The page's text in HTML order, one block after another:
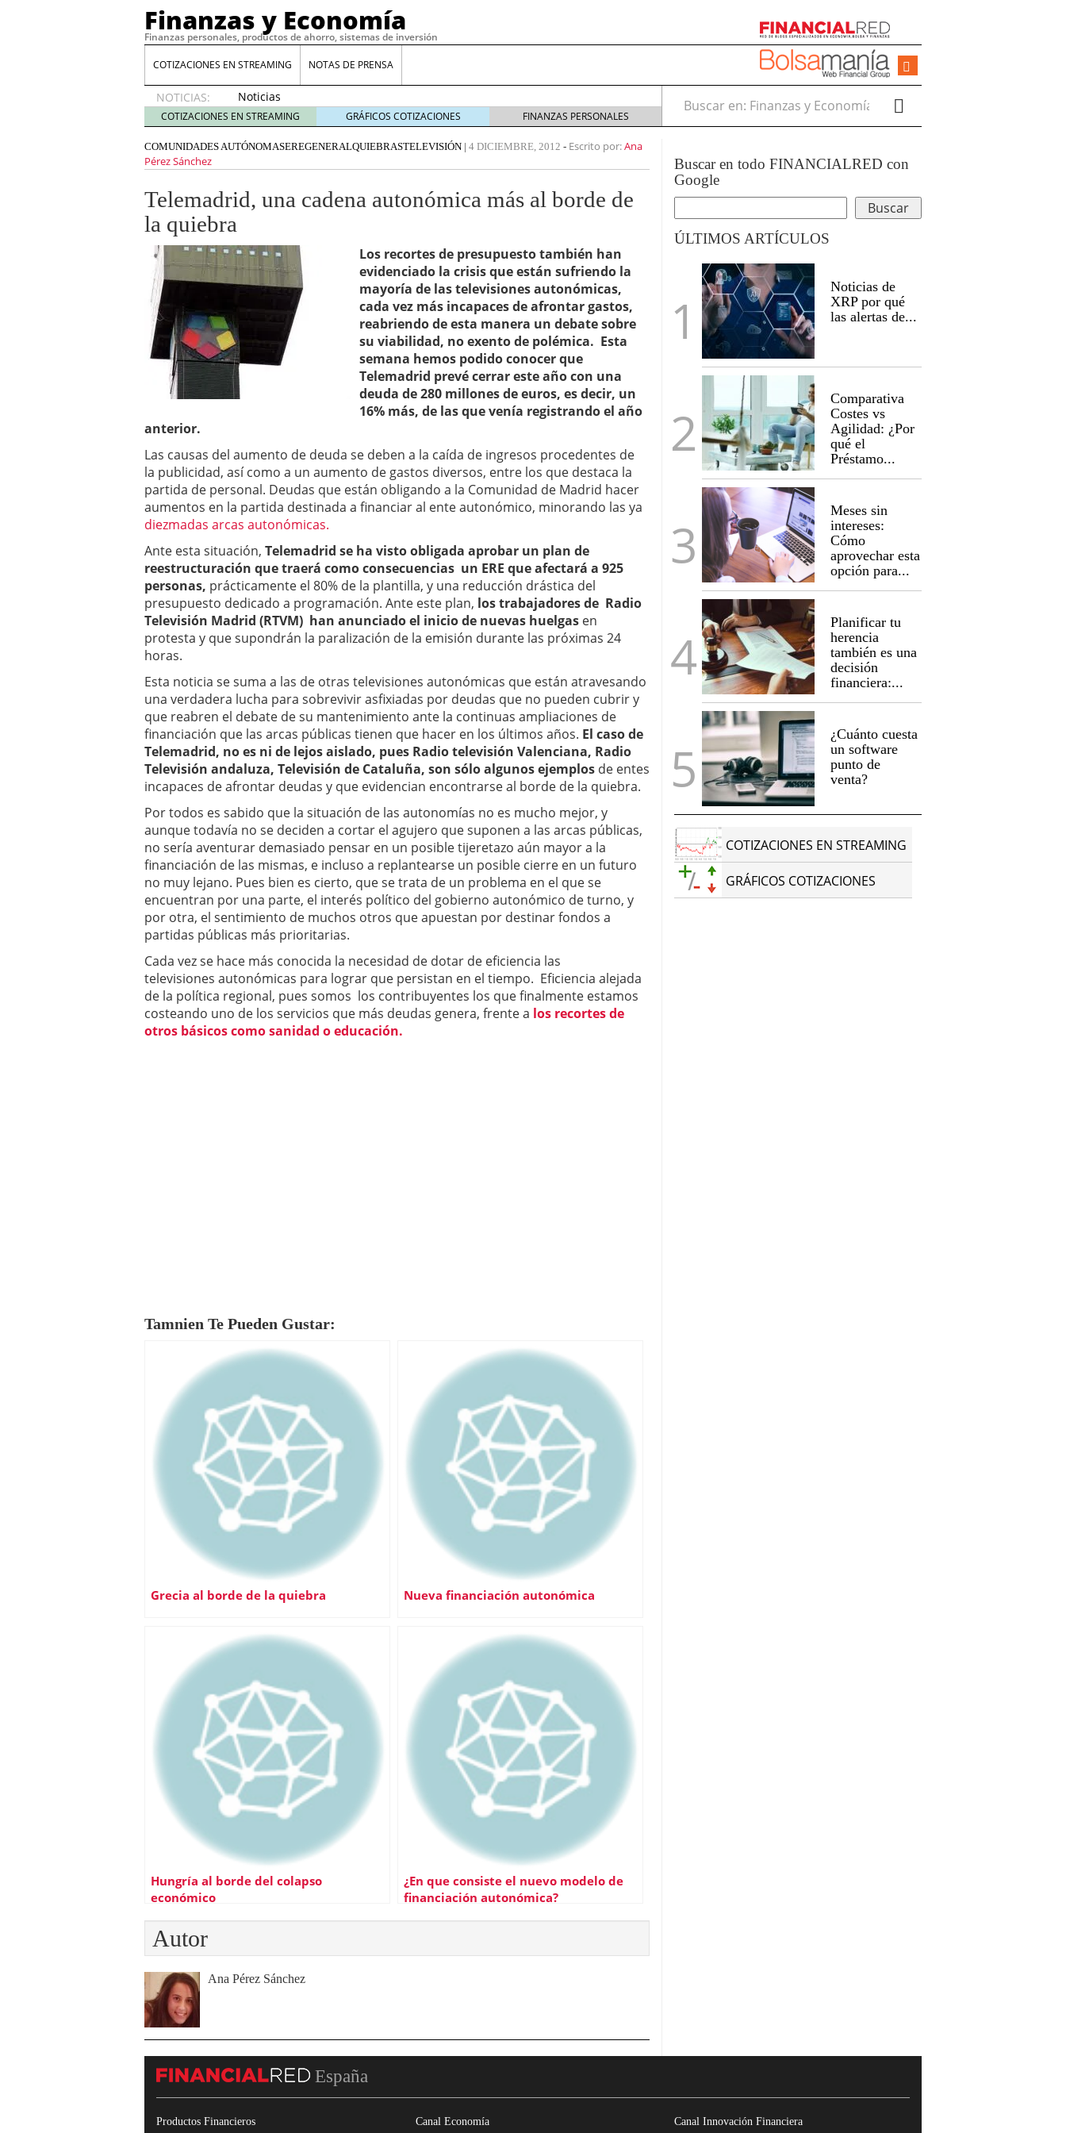
Finanzas y Economía
Finanzas personales, productos de ahorro, sistemas de inversión
COTIZACIONES EN STREAMING NOTAS DE PRENSA
NOTICIAS:
Noticias
de XRP
por qué
las
whales
suelen
de abril
de 2026
Comparativa Costes vs Agilidad: ¿Por qué el Préstamo Promotor privado
acelera la rentabilidad?
12 de diciembre de 2025
Meses sin intereses: Cómo aprovechar esta opción para gestionar tus
compras
24 de noviembre de 2025
Planificar tu herencia también es una decisión financiera: cómo anticiparte
a los costes
21 de noviembre de 2025
¿Cuánto cuesta un software punto de venta? 3 de octubre de 2025
COTIZACIONES EN STREAMING GRÁFICOS COTIZACIONES FINANZAS PERSONALES
Buscar en:
COMUNIDADES AUTÓNOMASEREGENERALQUIEBRASTELEVISIÓN | 4 DICIEMBRE, 2012 - Escrito por:Ana
Pérez Sánchez
Telemadrid, una cadena autonómica más al borde de
la quiebra
Los recortes de presupuesto también han
evidenciado la crisis que están sufriendo la
mayoría de las televisiones autonómicas,
cada vez más incapaces de afrontar gastos,
reabriendo de esta manera un debate sobre
su viabilidad, no exento de polémica. Esta
semana hemos podido conocer que
Telemadrid prevé cerrar este año con una
deuda de 280 millones de euros, es decir, un
16% más, de las que venía registrando el año
anterior.
Las causas del aumento de deuda se deben a la caída de ingresos procedentes de
la publicidad, así como a un aumento de gastos diversos, entre los que destaca la
partida de personal. Deudas que están obligando a la Comunidad de Madrid hacer
aumentos en la partida destinada a financiar al ente autonómico, minorando las ya
diezmadas arcas autonómicas.
Ante esta situación, Telemadrid se ha visto obligada aprobar un plan de
reestructuración que traerá como consecuencias un ERE que afectará a 925
personas, prácticamente el 80% de la plantilla, y una reducción drástica del
presupuesto dedicado a programación. Ante este plan, los trabajadores de Radio
Televisión Madrid (RTVM) han anunciado el inicio de nuevas huelgas en
protesta y que supondrán la paralización de la emisión durante las próximas 24
horas.
Esta noticia se suma a las de otras televisiones autonómicas que están atravesando
una verdadera lucha para sobrevivir asfixiadas por deudas que no pueden cubrir y
que reabren el debate de su mantenimiento ante la continuas ampliaciones de
financiación que las arcas públicas tienen que hacer en los últimos años. El caso de
Telemadrid, no es ni de lejos aislado, pues Radio televisión Valenciana, Radio
Televisión andaluza, Televisión de Cataluña, son sólo algunos ejemplos de entes
incapaces de afrontar deudas y que evidencian encontrarse al borde de la quiebra.
Por todos es sabido que la situación de las autonomías no es mucho mejor, y
aunque todavía no se deciden a cortar el agujero que suponen a las arcas públicas,
no sería aventurar demasiado pensar en un posible tijeretazo aún mayor a la
financiación de las mismas, e incluso a replantearse un posible cierre en un futuro
no muy lejano. Pues bien es cierto, que se trata de un problema en el que se
encuentran por una parte, el interés político del gobierno autonómico de turno, y
por otra, el sentimiento de muchos otros que apuestan por destinar fondos a
partidas públicas más prioritarias.
Cada vez se hace más conocida la necesidad de dotar de eficiencia las
televisiones autonómicas para lograr que persistan en el tiempo. Eficiencia alejada
de la política regional, pues somos los contribuyentes los que finalmente estamos
costeando uno de los servicios que más deudas genera, frente a los recortes de
otros básicos como sanidad o educación.
Tamnien Te Pueden Gustar:
Grecia al borde de la quiebra Nueva financiación autonómica
Hungría al borde del colapso
económico
¿En que consiste el nuevo modelo de
financiación autonómica?
Autor
Ana Pérez Sánchez
Buscar en todo FINANCIALRED con
Google
ÚLTIMOS ARTÍCULOS
Noticias de
XRP por qué
las alertas de...
Comparativa
Costes vs
Agilidad: ¿Por
qué el
Préstamo...
Meses sin
intereses:
Cómo
aprovechar esta
opción para...
Planificar tu
herencia
también es una
decisión
financiera:...
¿Cuánto cuesta
un software
punto de
venta?
COTIZACIONES EN STREAMING
GRÁFICOS COTIZACIONES
España
Productos Financieros Canal Economía Canal Innovación Financiera